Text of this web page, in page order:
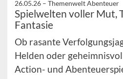
26.05.26 – Themenwelt Abenteuer
Spielwelten voller Mut,
Fantasie
Ob rasante
Helden oder
Action- und